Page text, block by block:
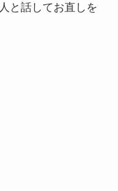
と話してお直しを